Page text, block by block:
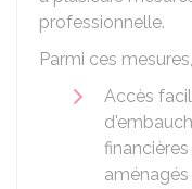
professionnelle.
Parmi ces
Accès